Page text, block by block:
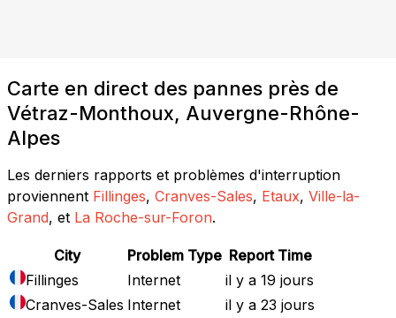
Carte en direct des pannes près de
Vétraz-Monthoux, Auvergne-Rhône-
Alpes
Les derniers rapports et problèmes d'interruption
proviennent Fillinges, Cranves-Sales, Etaux, Ville-la-
Grand, et La Roche-sur-Foron.
City Problem Type Report Time
Fillinges
Internet
il y a 19 jours
Cranves-Sales Internet
il y a 23 jours